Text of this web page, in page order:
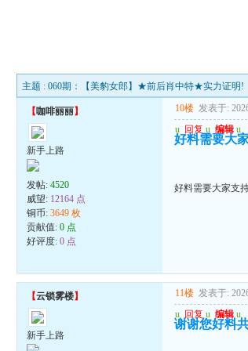
主题 : 060期：【美豹女郎】★前后肖中特★实力证明!
【咖啡丽丽】
新手上路
发帖:4520
威望: 12164 点
铜币:3649 枚
贡献值:0 点
好评度:0 点
10楼 发表于:
u 回复 u 编辑 u
好料需要大
好料需要大家支
【云锁雾楼】
新手上路
11楼 发表于:
u 回复 u 编辑 u
谢谢您好料